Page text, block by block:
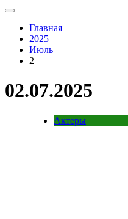
Главная
2025
Июль
2
02.07.2025
Актеры